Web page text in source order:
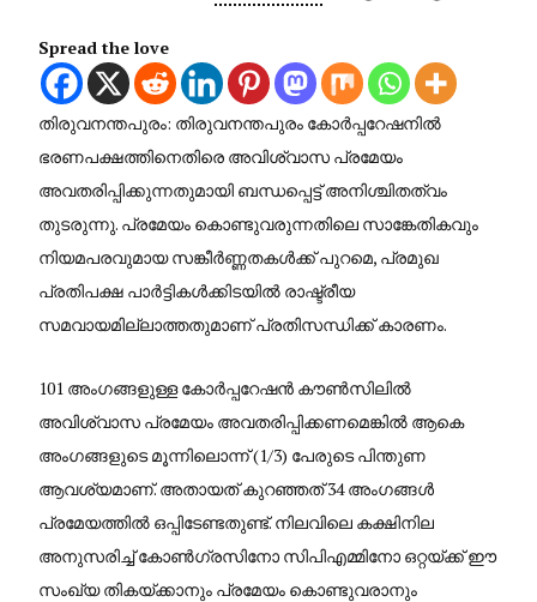
Spread the love
തിരുവനന്തപുരം: തിരുവനന്തപുരം കോർപ്പറേഷനിൽ
ഭരണപക്ഷത്തിനെതിരെ അവിശ്വാസ പ്രമേയം
അവതരിപ്പിക്കുന്നതുമായി ബന്ധപ്പെട്ട് അനിശ്ചിതത്വം
തുടരുന്നു. പ്രമേയം കൊണ്ടുവരുന്നതിലെ സാങ്കേതികവും
നിയമപരവുമായ സങ്കീർണ്ണതകൾക്ക് പുറമെ, പ്രമുഖ
പ്രതിപക്ഷ പാർട്ടികൾക്കിടയിൽ രാഷ്ട്രീയ
സമവായമില്ലാത്തതുമാണ് പ്രതിസന്ധിക്ക് കാരണം.
101 അംഗങ്ങളുള്ള കോർപ്പറേഷൻ കൗൺസിലിൽ
അവിശ്വാസ പ്രമേയം അവതരിപ്പിക്കണമെങ്കിൽ ആകെ
അംഗങ്ങളുടെ മൂന്നിലൊന്ന് (1/3) പേരുടെ പിന്തുണ
ആവശ്യമാണ്. അതായത് കുറഞ്ഞത് 34 അംഗങ്ങൾ
പ്രമേയത്തിൽ ഒപ്പിടേണ്ടതുണ്ട്. നിലവിലെ കക്ഷിനില
അനുസരിച്ച് കോൺഗ്രസിനോ സിപിഎമ്മിനോ ഒറ്റയ്ക്ക് ഈ
സംഖ്യ തികയ്ക്കാനും പ്രമേയം കൊണ്ടുവരാനും